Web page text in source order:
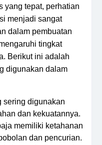
yang tepat, perhatian
menjadi sangat
dalam pembuatan
tingkat
Berikut ini adalah
digunakan dalam
sering digunakan
dan kekuatannya.
memiliki ketahanan
dan pencurian.